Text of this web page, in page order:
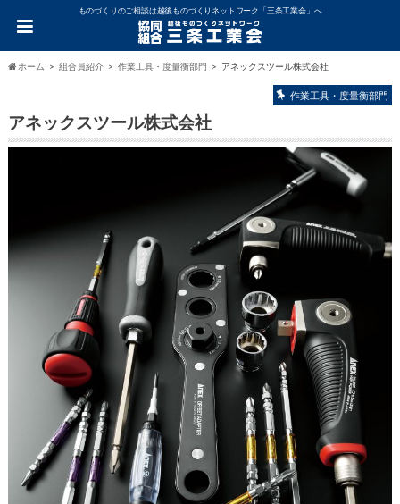
ものづくりのご相談は越後ものづくりネットワーク「三条工業会」へ
ホーム 組合員紹介 作業工具・度量衡部門 アネックスツール株式会社
作業工具・度量衡部門
アネックスツール株式会社